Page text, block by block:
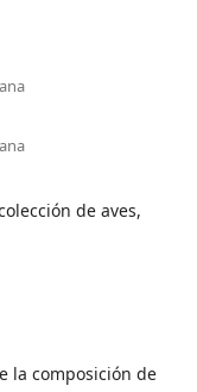
de aves,
la composición de